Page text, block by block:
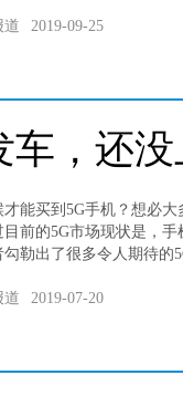
道 2019-09-25
车，还
才能买到5G手机？想必
目前的5G市场现状是，
勾勒出了很多令人期待的
道 2019-07-20